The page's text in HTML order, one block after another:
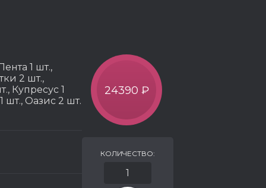
1 шт.,
2 шт.,
Купресус 1
шт., Оазис 2 шт.
24390 ₽
КОЛИЧЕСТВО: